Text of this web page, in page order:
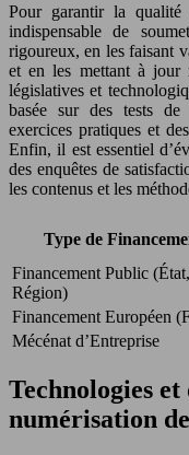
Pour garantir la
indispensable de
rigoureux, en les faisant
et en les mettant à jour
législatives et
basée sur des tests de
exercices pratiques et
Enfin, il est essentiel
des enquêtes de
les contenus et les
Type de
Financement Public (État,
Région)
Financement Européen
Mécénat d’Entreprise
Technologies
numérisation